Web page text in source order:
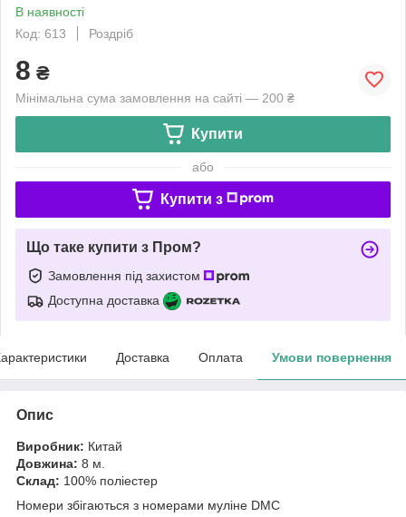
В наявності
Код: 613
Роздріб
8 ₴
Мінімальна сума замовлення на сайті — 200 ₴
Купити
або
Купити з
Що таке купити з Пром?
Замовлення під захистом
Доступна доставка
Доставка Оплата Умови повернення
Опис
Виробник: Китай
Довжина: 8 м.
Склад: 100% поліестер
Номери збігаються з номерами муліне DMC